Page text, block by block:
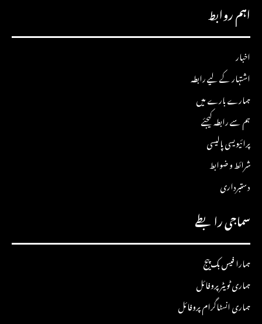
اہم روابط
اخبار
اشتہار کے لیے رابطہ
ہمارے بارے میں
ہم سے رابطہ کیجئے
پرائیویسی پالیسی
شرائط و ضوابط
دستبرداری
سماجی رابطے
ہمارا فیس بک پیج
ہماری ٹویٹر پروفائل
ہماری انسٹاگرام پروفائل